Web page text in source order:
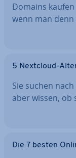
Domains
wenn man
5 Nextcloud-
Sie suchen
aber wissen, ob
Die 7 besten